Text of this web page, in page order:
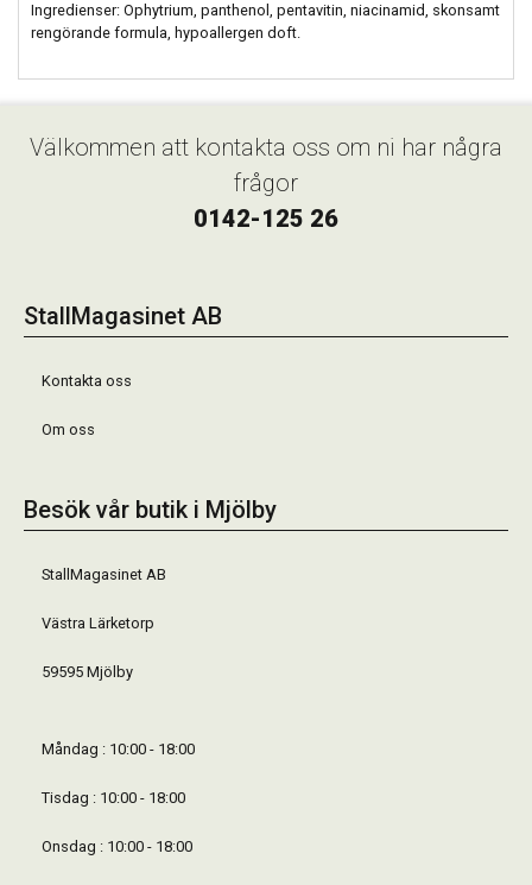
Ingredienser: Ophytrium, panthenol, pentavitin, niacinamid, skonsamt
rengörande formula, hypoallergen doft.
Välkommen att kontakta oss om ni har några
frågor
0142-125 26
StallMagasinet AB
Kontakta oss
Om oss
Besök vår butik i Mjölby
StallMagasinet AB
Västra Lärketorp
59595 Mjölby
Måndag : 10:00 - 18:00
Tisdag : 10:00 - 18:00
Onsdag : 10:00 - 18:00